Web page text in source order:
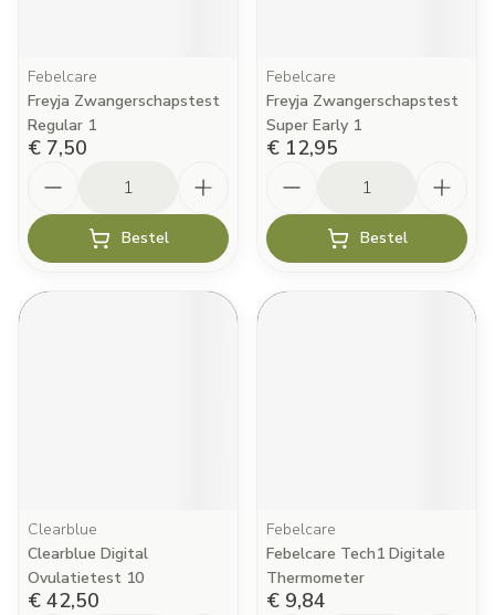
Febelcare
Freyja Zwangerschapstest
Regular 1
€ 7,50
Bestel
Febelcare
Freyja Zwangerschapstest
Super Early 1
€ 12,95
Bestel
Clearblue
Clearblue Digital
Ovulatietest 10
€ 42,50
Febelcare
Febelcare Tech1 Digitale
Thermometer
€ 9,84